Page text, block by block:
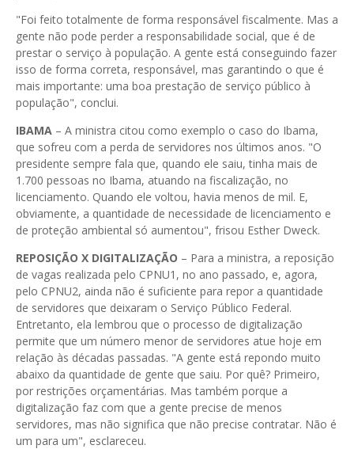
"Foi feito totalmente de forma responsável fiscalmente. Mas a
gente não pode perder a responsabilidade social, que é de
prestar o serviço à população. A gente está conseguindo fazer
isso de forma correta, responsável, mas garantindo o que é
mais importante: uma boa prestação de serviço público à
população", conclui.
IBAMA – A ministra citou como exemplo o caso do Ibama,
que sofreu com a perda de servidores nos últimos anos. "O
presidente sempre fala que, quando ele saiu, tinha mais de
1.700 pessoas no Ibama, atuando na fiscalização, no
licenciamento. Quando ele voltou, havia menos de mil. E,
obviamente, a quantidade de necessidade de licenciamento e
de proteção ambiental só aumentou", frisou Esther Dweck.
REPOSIÇÃO X DIGITALIZAÇÃO – Para a ministra, a reposição
de vagas realizada pelo CPNU1, no ano passado, e, agora,
pelo CPNU2, ainda não é suficiente para repor a quantidade
de servidores que deixaram o Serviço Público Federal.
Entretanto, ela lembrou que o processo de digitalização
permite que um número menor de servidores atue hoje em
relação às décadas passadas. "A gente está repondo muito
abaixo da quantidade de gente que saiu. Por quê? Primeiro,
por restrições orçamentárias. Mas também porque a
digitalização faz com que a gente precise de menos
servidores, mas não significa que não precise contratar. Não é
um para um", esclareceu.